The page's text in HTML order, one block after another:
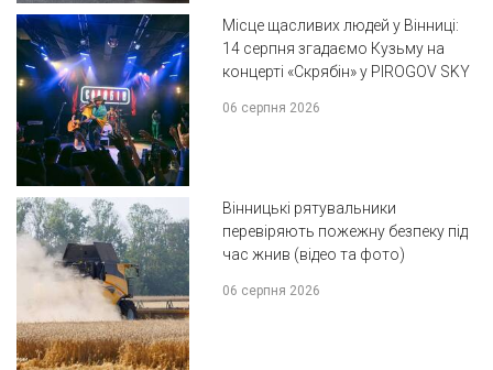
Місце щасливих людей у Вінниці:
14 серпня згадаємо Кузьму на
концерті «Скрябін» у PIROGOV SKY
06 серпня 2026
Вінницькі рятувальники
перевіряють пожежну безпеку під
час жнив (відео та фото)
06 серпня 2026